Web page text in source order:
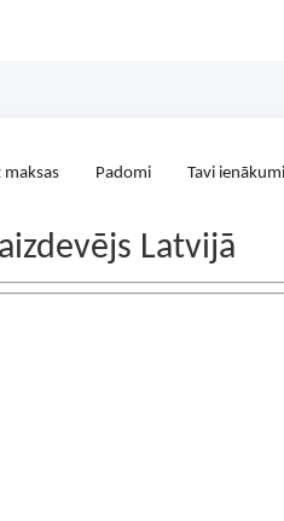
maksas Padomi Tavi ienākumi
Latvijā